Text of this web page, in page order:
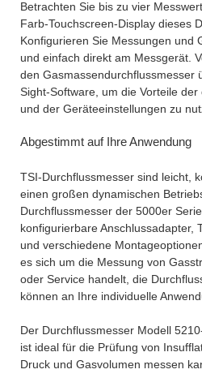
Betrachten Sie bis zu vier
Farb-Touchscreen-Display dieses
Konfigurieren Sie Messungen und
und einfach direkt am Messgerät.
den Gasmassendurchflussmesser
Sight-Software, um die Vorteile
und der Geräteeinstellungen zu
Abgestimmt auf Ihre Anwendung
TSI-Durchflussmesser sind leicht,
einen großen dynamischen
Durchflussmesser der 5000er
konfigurierbare Anschlussadapter,
und verschiedene
es sich um die Messung von
oder Service handelt, die
können an Ihre individuelle
Der Durchflussmesser Modell
ist ideal für die Prüfung von
Druck und Gasvolumen messen